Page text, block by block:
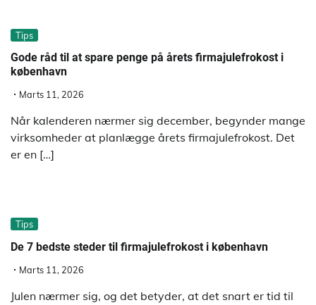
Tips
Gode råd til at spare penge på årets firmajulefrokost i
københavn
Marts 11, 2026
Når kalenderen nærmer sig december, begynder mange
virksomheder at planlægge årets firmajulefrokost. Det
er en […]
Tips
De 7 bedste steder til firmajulefrokost i københavn
Marts 11, 2026
Julen nærmer sig, og det betyder, at det snart er tid til